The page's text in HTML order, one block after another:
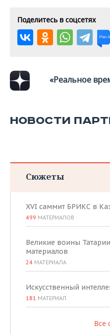
ВОДНЫЕ ВИДЫ СПОРТА
ОБРАЗОВАНИЕ
Поделитесь в соцсетях
«Реальное
НОВОСТИ
Сюжеты
XVI саммит БРИКС в
499 МАТЕРИАЛОВ
Великие воины
материалов
24 МАТЕРИАЛА
Искусственный
181 МАТЕРИАЛ
Все